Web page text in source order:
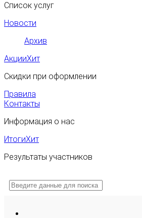
Список услуг
Новости
Архив
АкцииХит
Скидки при оформлении
Правила
Контакты
Информация о нас
ИтогиХит
Результаты участников